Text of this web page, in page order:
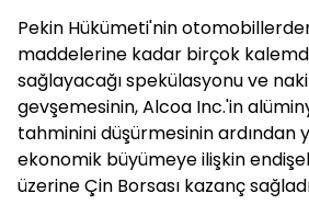
Pekin Hükümeti'nin
maddelerine kadar birçok
sağlayacağı spekülasyonu ve nakit
gevşemesinin, Alcoa Inc.'in
tahminini düşürmesinin ardından
ekonomik büyümeye ilişkin
üzerine Çin Borsası kazanç